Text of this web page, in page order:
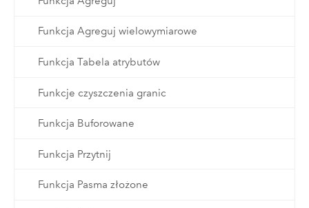
Funkcja Agreguj wielowymiarowe
Funkcja Tabela atrybutów
Funkcje czyszczenia granic
Funkcja Buforowane
Funkcja Przytnij
Funkcja Pasma złożone